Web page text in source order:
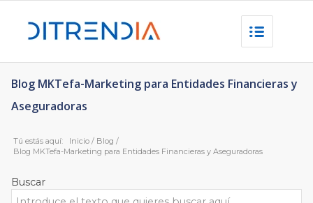
Blog MKTefa-Marketing para Entidades Financieras y
Aseguradoras
Tú estás aquí: Inicio / Blog /
Blog MKTefa-Marketing para Entidades Financieras y Aseguradoras
Buscar